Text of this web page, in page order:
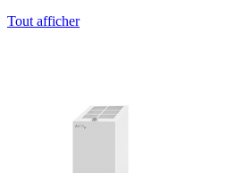
Tout afficher